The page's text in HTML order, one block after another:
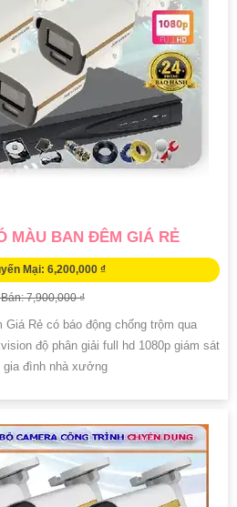
MÀU BAN ĐÊM GIÁ RẺ
Mại: 6,200,000 ₫
7,900,000 ₫
Giá Rẻ có báo động chống trộm qua
độ phân giải full hd 1080p giám sát
gia đình nhà xưởng